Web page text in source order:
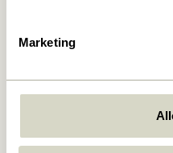
Marketing
Ido Stehlampe Braun
In den warenkorb